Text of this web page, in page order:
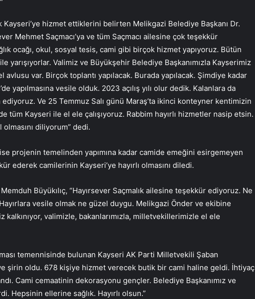
hizmet ettiklerini belirten Melikgazi Belediye Başkanı Dr.
Mehmet Saçmacı’ya ve tüm Saçmacı ailesine çok teşekkür
ocağı, okul, sosyal tesis, cami gibi birçok hizmet yapıyoruz. Bütün
yarışıyorlar. Valimiz ve Büyükşehir Belediye Başkanımızla Kayserimiz
avlusu var. Birçok toplantı yapılacak. Burada yapılacak. Şimdiye kadar
yapılmasına vesile olduk. 2023 açılış yılı olur dedik. Kalanlara da
Ve 25 Temmuz Salı günü Maraş’ta ikinci konteyner kentimizin
tüm Kayseri ile el ele çalışıyoruz. Rabbim hayırlı hizmetler nasip etsin.
diliyorum” dedi.
projenin temelinden yapımına kadar camide emeğini esirgemeyen
ederek camilerinin Kayseri’ye hayırlı olmasını diledi.
Büyükılıç, “Hayırsever Saçmalık ailesine teşekkür ediyoruz. Ne
vesile olmak ne güzel duygu. Melikgazi Önder ve ekibine
kalkınıyor, valimizle, bakanlarımızla, milletvekillerimizle el ele
temennisinde bulunan Kayseri AK Parti Milletvekili Şaban
şirin oldu. 678 kişiye hizmet verecek butik bir cami haline geldi. İhtiyaç
Cami cemaatinin dekorasyonu gençler. Belediye Başkanımız ve
Hepsinin ellerine sağlık. Hayırlı olsun.”